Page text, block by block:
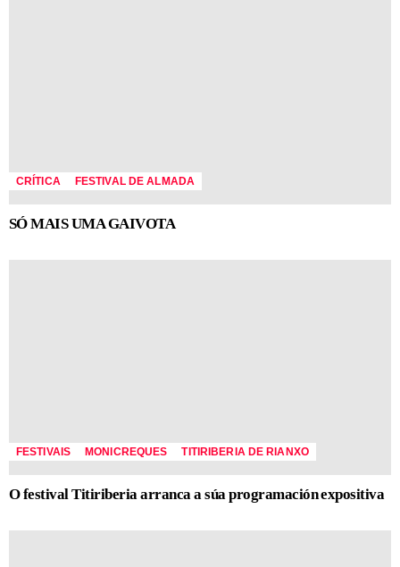
CRÍTICA FESTIVAL DE ALMADA
SÓ MAIS UMA GAIVOTA
FESTIVAIS MONICREQUES TITIRIBERIA DE RIANXO
O festival Titiriberia arranca a súa programación expositiva